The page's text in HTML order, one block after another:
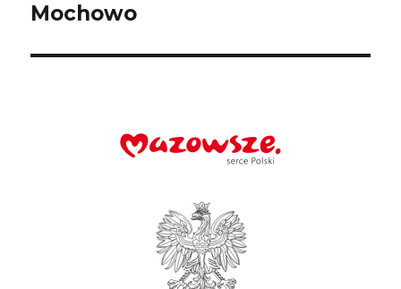
Mochowo